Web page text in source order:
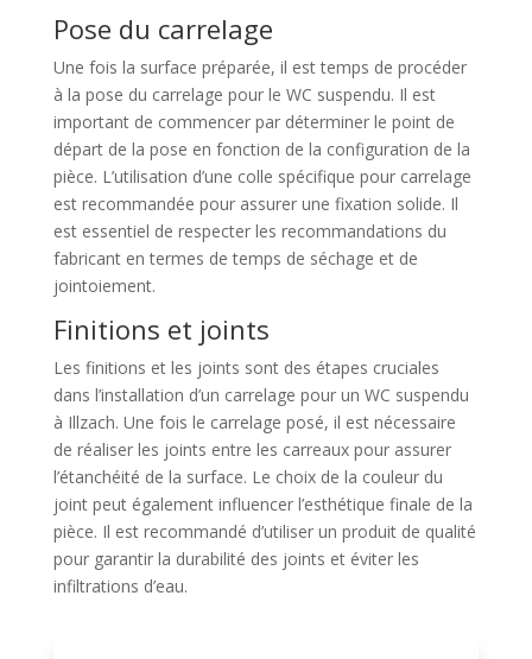
Pose du carrelage
Une fois la surface préparée, il est temps de procéder
à la pose du carrelage pour le WC suspendu. Il est
important de commencer par déterminer le point de
départ de la pose en fonction de la configuration de la
pièce. L’utilisation d’une colle spécifique pour carrelage
est recommandée pour assurer une fixation solide. Il
est essentiel de respecter les recommandations du
fabricant en termes de temps de séchage et de
jointoiement.
Finitions et joints
Les finitions et les joints sont des étapes cruciales
dans l’installation d’un carrelage pour un WC suspendu
à Illzach. Une fois le carrelage posé, il est nécessaire
de réaliser les joints entre les carreaux pour assurer
l’étanchéité de la surface. Le choix de la couleur du
joint peut également influencer l’esthétique finale de la
pièce. Il est recommandé d’utiliser un produit de qualité
pour garantir la durabilité des joints et éviter les
infiltrations d’eau.